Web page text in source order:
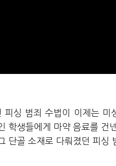
싱 범죄 수법이 이제는 미
학생들에게 마약 음료를 건
단골 소재로 다뤄졌던 피싱